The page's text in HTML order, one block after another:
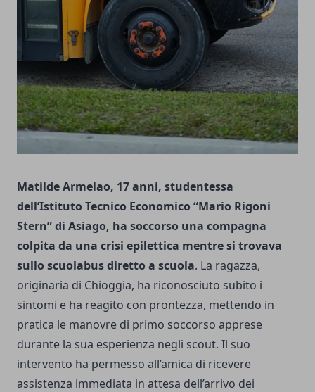
Matilde Armelao, 17 anni, studentessa
dell’Istituto Tecnico Economico “Mario Rigoni
Stern” di Asiago, ha soccorso una compagna
colpita da una crisi epilettica mentre si trovava
sullo scuolabus diretto a scuola. La ragazza,
originaria di Chioggia, ha riconosciuto subito i
sintomi e ha reagito con prontezza, mettendo in
pratica le manovre di primo soccorso apprese
durante la sua esperienza negli scout. Il suo
intervento ha permesso all’amica di ricevere
assistenza immediata in attesa dell’arrivo dei